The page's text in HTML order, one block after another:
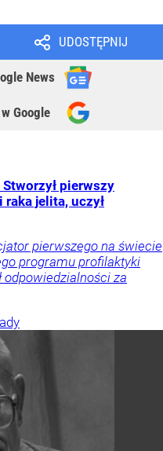
UDOSTĘPNIJ
News
Google
pierwszy
jelita, uczył
pierwszego na świecie
programu profilaktyki
odpowiedzialności za